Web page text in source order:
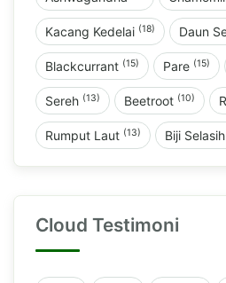
Kacang Kedelai (18) Daun
Blackcurrant (15) Pare (15)
Sereh (13) Beetroot (10)
Rumput Laut (13) Biji Selasih
Cloud Testimoni